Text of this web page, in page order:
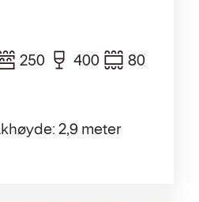
250 400
80
2,9 meter